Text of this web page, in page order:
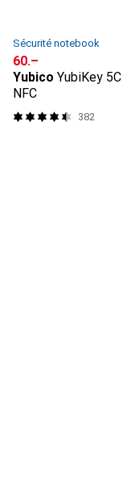
Sécurité notebook
CHF
60.–
Yubico YubiKey 5C
NFC
382